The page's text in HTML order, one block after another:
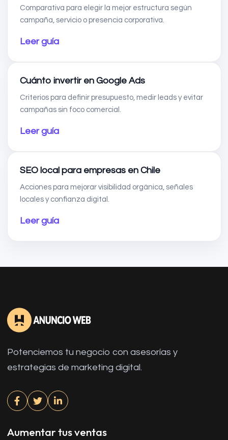
Comparativa para elegir la mejor estructura según
campaña, servicio o presencia corporativa.
Leer guía
Cuánto invertir en Google Ads
Criterios para definir presupuesto, medir leads y evitar
campañas sin foco comercial.
Leer guía
SEO local para empresas en Chile
Acciones para mejorar visibilidad orgánica, señales
locales y confianza digital.
Leer guía
Potenciemos tu negocio con asesorías y
estrategias de marketing digital.
Aumentar tus ventas